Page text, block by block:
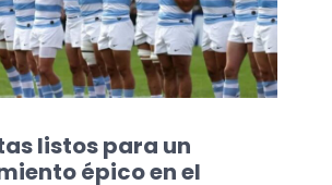
listos para un
épico en el